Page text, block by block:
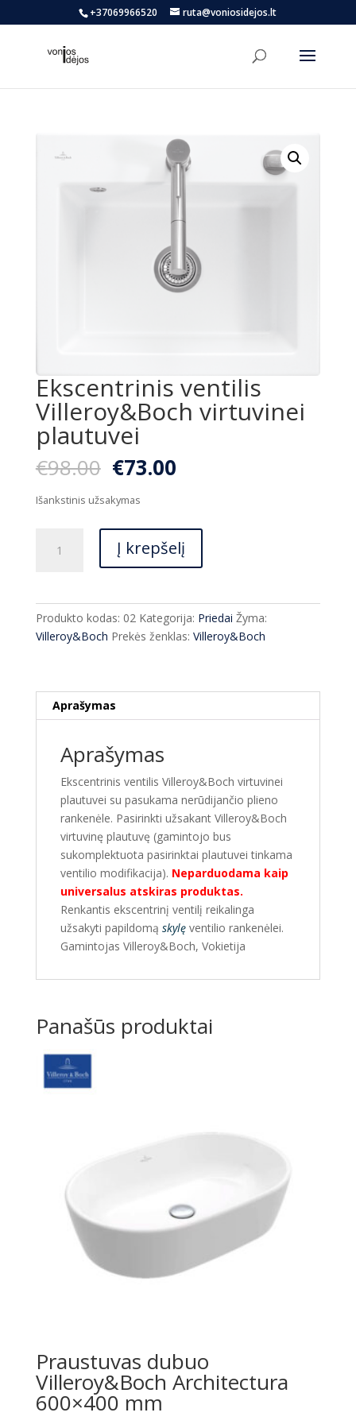
+37069966520 ruta@voniosidejos.lt
Ekscentrinis ventilis
Villeroy&Boch virtuvinei
plautuvei
€98.00 Original
price
was:
€98.00.
€73.00Current
€73.00.
Išankstinis užsakymas
kiekis:
Villeroy&Boch
virtuvinei
plautuvei
Į krepšelį
Produkto kodas: 02 Kategorija: Priedai Žyma:
Villeroy&Boch Prekės ženklas: Villeroy&Boch
Aprašymas
Aprašymas
Ekscentrinis ventilis Villeroy&Boch virtuvinei
plautuvei su pasukama nerūdijančio plieno
rankenėle. Pasirinkti užsakant Villeroy&Boch
virtuvinę plautuvę (gamintojo bus
sukomplektuota pasirinktai plautuvei tinkama
ventilio modifikacija). Neparduodama kaip
universalus atskiras produktas.
Renkantis ekscentrinį ventilį reikalinga
užsakyti papildomą skylęventilio rankenėlei.
Gamintojas Villeroy&Boch, Vokietija
Panašūs produktai
Praustuvas dubuo
Villeroy&Boch Architectura
600×400 mm